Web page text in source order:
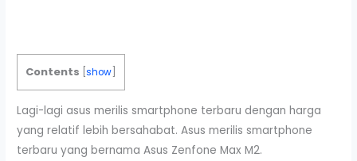
Contents [show
Lagi-lagi asus merilis smartphone terbaru dengan harga
yang relatif lebih bersahabat. Asus merilis smartphone
terbaru yang bernama Asus Zenfone Max M2.